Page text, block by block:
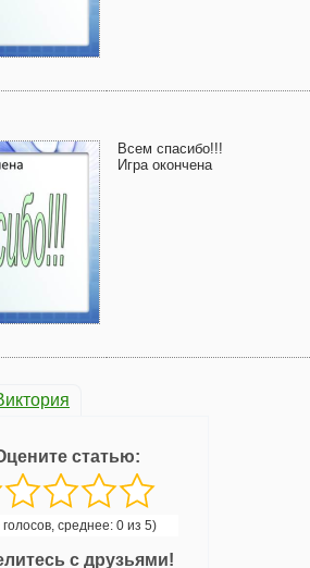
Всем спасибо!!!
Игра окончена
статью:
голосов, среднее: 0 из 5)
с друзьями!